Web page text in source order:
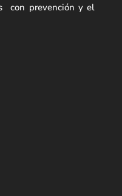
con prevención y el